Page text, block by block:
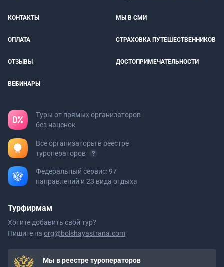
КОНТАКТЫ МЫ В СМИ
ОПЛАТА СТРАХОВКА ПУТЕШЕСТВЕННИКОВ
ОТЗЫВЫ ДОСТОПРИМЕЧАТЕЛЬНОСТИ
ВЕБИНАРЫ
Туры от прямых организаторов
без наценок
Все организаторы в реестре
туроператоров
Федеральный сервис: 97
направлений и 23 вида отдыха
Турфирмам
Хотите добавить свой тур?
Пишите на org@bolshayastrana.com
Мы в реестре туроператоров